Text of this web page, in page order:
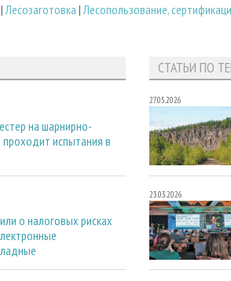
| Лесозаготовка | Лесопользование,
на шарнирно-
испытания в
о налоговых рисках
СТАТЬИ ПО
27.05.2026
23.03.2026